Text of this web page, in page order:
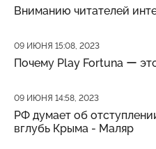
Вниманию читателей
Дата публикации
09 ИЮНЯ 15:08, 2023
Почему Play Fortuna ー
Дата публикации
09 ИЮНЯ 14:58, 2023
РФ думает об
вглубь Крыма - Маляр